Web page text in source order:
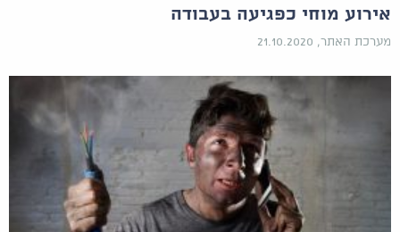
אירוע מוחי כפגיעה בעבודה
מערכת האתר, 21.10.2020